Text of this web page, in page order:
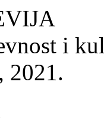
i
2021.